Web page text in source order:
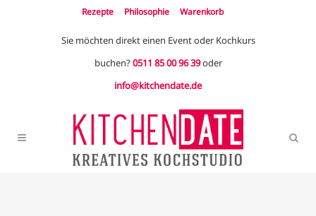
Rezepte Philosophie Warenkorb
Sie möchten direkt einen Event oder Kochkurs
buchen?0511 85 00 96 39oder
info@kitchendate.de